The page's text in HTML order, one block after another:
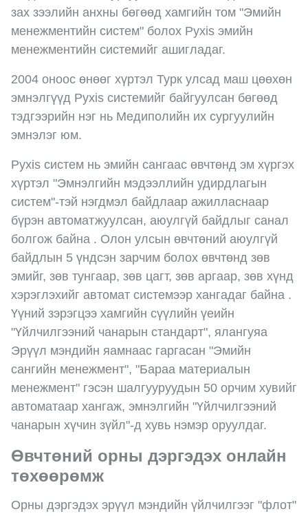
зах зээлийн анхны бөгөөд хамгийн том "Эмийн
менежментийн систем" болох Pyxis эмийн
менежментийн системийг ашигладаг.
2004 оноос өнөөг хүртэл Турк улсад маш цөөхөн
эмнэлгүүд Pyxis системийг байгуулсан бөгөөд
тэдгээрийн нэг нь Медиполийн их сургуулийн
эмнэлэг юм.
Pyxis систем нь эмийн сангаас өвчтөнд эм хүргэх
хүртэл "Эмнэлгийн мэдээллийн удирдлагын
систем"-тэй нэгдмэл байдлаар ажилласнаар
бүрэн автоматжуулсан, аюулгүй байдлыг санал
болгож байна . Олон улсын өвчтөний аюулгүй
байдлын 5 үндсэн зарчим болох өвчтөнд зөв
эмийг, зөв тунгаар, зөв цагт, зөв аргаар, зөв хүнд
хэрэглэхийг автомат системээр хангадаг байна .
Үүний зэрэгцээ хамгийн сүүлийн үеийн
"Үйлчилгээний чанарын стандарт", ялангуяа
Эрүүл мэндийн яамнаас гаргасан "Эмийн
сангийн менежмент", "Бараа материалын
менежмент" гэсэн шалгууруудын 50 орчим хувийг
автоматаар хангаж, эмнэлгийн "Үйлчилгээний
чанарын хүчин зүйл"-д хувь нэмэр оруулдаг.
Өвчтөний орны дэргэдэх онлайн
төхөөрөмж
Орны дэргэдэх эрүүл мэндийн үйлчилгээг "флот"